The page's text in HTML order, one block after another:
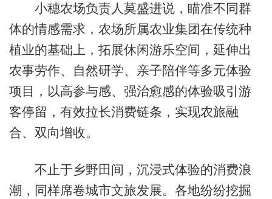
小穗农场负责人莫盛进说，瞄准不同群
体的情感需求，农场所属农业集团在传统种
植业的基础上，拓展休闲游乐空间，延伸出
农事劳作、自然研学、亲子陪伴等多元体验
项目，以高参与感、强治愈感的体验吸引游
客停留，有效拉长消费链条，实现农旅融
合、双向增收。
不止于乡野田间，沉浸式体验的消费浪
潮，同样席卷城市文旅发展。各地纷纷挖掘